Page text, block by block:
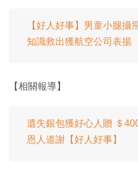
【好人好事】男童小腿攝
知識救出獲航空公司表揚
【相關報導】
遺失銀包獲好心人贈 ＄
恩人道謝【好人好事】